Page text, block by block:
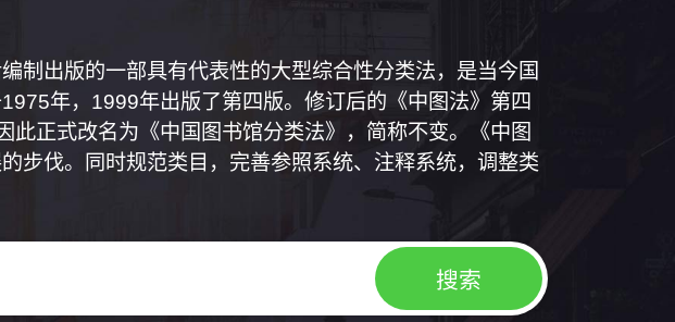
制出版的一部具有代表性的大型综合性分类法，是当今国
年，1999年出版了第四版。修订后的《中图法》第四
此正式改名为《中国图书馆分类法》，简称不变。《中图
步伐。同时规范类目，完善参照系统、注释系统，调整类